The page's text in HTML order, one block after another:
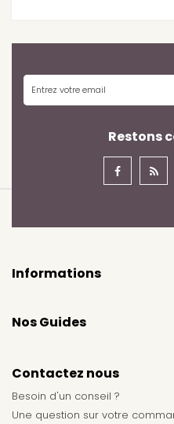
Restons
Informations
Nos Guides
Contactez nous
Besoin d'un conseil ?
Une question sur votre